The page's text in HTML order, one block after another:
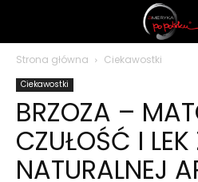
polsku
Strona główna Ciekawostki
Ciekawostki
BRZOZA –
CZUŁOŚĆ I LEK
NATURALNEJ